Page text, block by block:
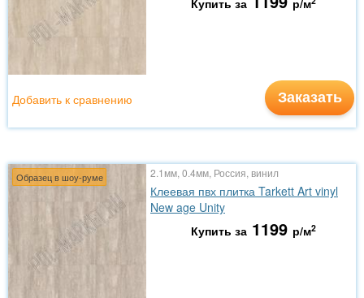
Купить за
р/м
Заказать
Добавить к сравнению
Образец в шоу-руме 2.1мм, 0.4мм, Россия, винил
Клеевая пвх плитка Tarkett Art vinyl
New age Unity
Купить за 1199 р/м2